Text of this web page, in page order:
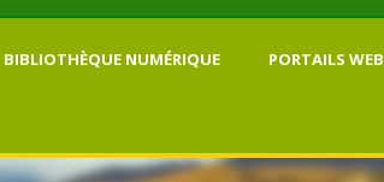
BIBLIOTHÈQUE NUMÉRIQUE PORTAILS WEB